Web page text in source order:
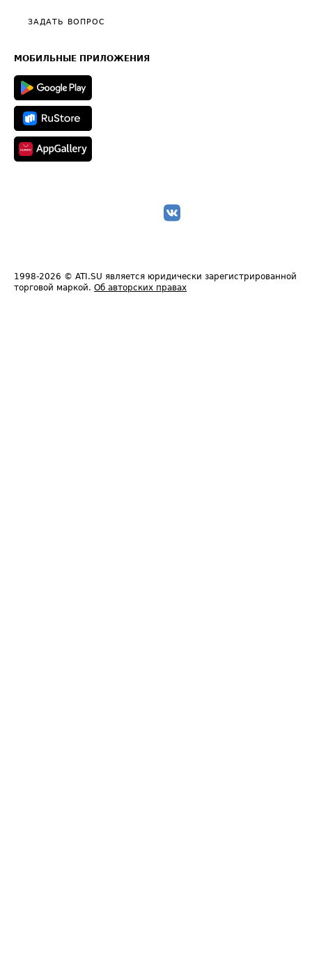
Общие положения
Полезное по перевозкам
Техническая информация
ЗАДАТЬ ВОПРОС
МОБИЛЬНЫЕ ПРИЛОЖЕНИЯ
1998-2026 © ATI.SU является юридически зарегистрированной
торговой маркой. Об авторских правах